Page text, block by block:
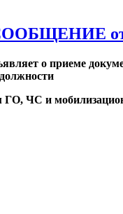
от
о приеме
должности
ГО, ЧС и